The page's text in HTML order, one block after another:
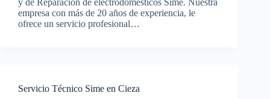
empresa con más de 20 años de experiencia, le
ofrece un servicio profesional…
Servicio Técnico Sime en Cieza